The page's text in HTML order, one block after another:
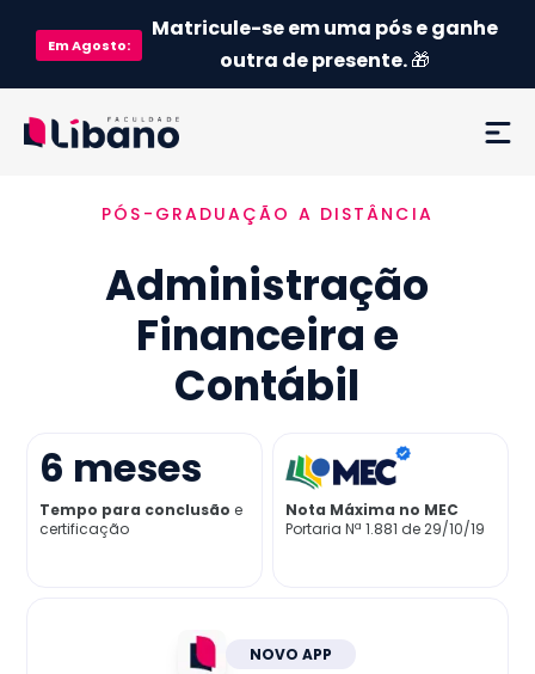
EmAgosto:
Matricule-se em uma pós e ganhe
outra de presente.🎁
Ementa
Como funciona
Credenciamento MEC
Já sou aluno
PÓS-GRADUAÇÃO A DISTÂNCIA
Administração
Financeira e
Contábil
6 meses
Tempo para conclusão e
certificação
Nota Máxima no MEC
Portaria Nª 1.881 de 29/10/19
NOVO APP